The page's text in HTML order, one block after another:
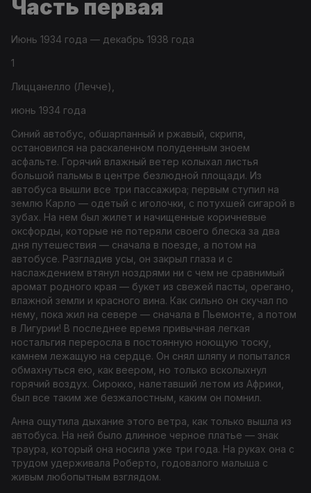
Часть первая
Июнь 1934 года — декабрь 1938 года
1
Лиццанелло (Лечче),
июнь 1934 года
Синий автобус, обшарпанный и ржавый, скрипя,
остановился на раскаленном полуденным зноем
асфальте. Горячий влажный ветер колыхал листья
большой пальмы в центре безлюдной площади. Из
автобуса вышли все три пассажира; первым ступил на
землю Карло — одетый с иголочки, с потухшей сигарой в
зубах. На нем был жилет и начищенные коричневые
оксфорды, которые не потеряли своего блеска за два
дня путешествия — сначала в поезде, а потом на
автобусе. Разгладив усы, он закрыл глаза и с
наслаждением втянул ноздрями ни с чем не сравнимый
аромат родного края — букет из свежей пасты, орегано,
влажной земли и красного вина. Как сильно он скучал по
нему, пока жил на севере — сначала в Пьемонте, а потом
в Лигурии! В последнее время привычная легкая
ностальгия переросла в постоянную ноющую тоску,
камнем лежащую на сердце. Он снял шляпу и попытался
обмахнуться ею, как веером, но только всколыхнул
горячий воздух. Сирокко, налетавший летом из Африки,
был все таким же безжалостным, каким он помнил.
Анна ощутила дыхание этого ветра, как только вышла из
автобуса. На ней было длинное черное платье — знак
траура, который она носила уже три года. На руках она с
трудом удерживала Роберто, годовалого малыша с
живым любопытным взглядом.